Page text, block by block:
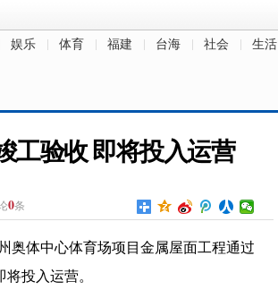
娱乐 体育 福建 台海 社会 生活
工验收 即将投入运营
0条
奥体中心体育场项目金属屋面工程通过
投入运营。